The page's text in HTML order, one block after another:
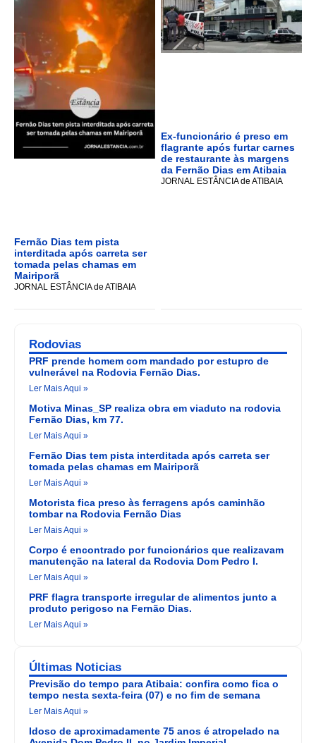
Fernão Dias tem pista
interditada após carreta ser
tomada pelas chamas em
Mairiporã
JORNAL ESTÂNCIA de ATIBAIA
Ex-funcionário é preso em
flagrante após furtar carnes
de restaurante às margens
da Fernão Dias em Atibaia
JORNAL ESTÂNCIA de ATIBAIA
Rodovias
PRF prende homem com mandado por estupro de
vulnerável na Rodovia Fernão Dias.
Ler Mais Aqui »
Motiva Minas_SP realiza obra em viaduto na rodovia
Fernão Dias, km 77.
Ler Mais Aqui »
Fernão Dias tem pista interditada após carreta ser
tomada pelas chamas em Mairiporã
Ler Mais Aqui »
Motorista fica preso às ferragens após caminhão
tombar na Rodovia Fernão Dias
Ler Mais Aqui »
Corpo é encontrado por funcionários que realizavam
manutenção na lateral da Rodovia Dom Pedro I.
Ler Mais Aqui »
PRF flagra transporte irregular de alimentos junto a
produto perigoso na Fernão Dias.
Ler Mais Aqui »
Últimas Noticias
Previsão do tempo para Atibaia: confira como fica o
tempo nesta sexta-feira (07) e no fim de semana
Ler Mais Aqui »
Idoso de aproximadamente 75 anos é atropelado na